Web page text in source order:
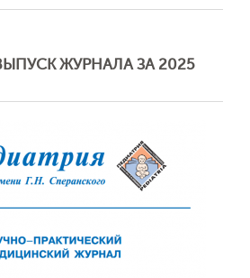
ЖУРНАЛА ЗА 2025